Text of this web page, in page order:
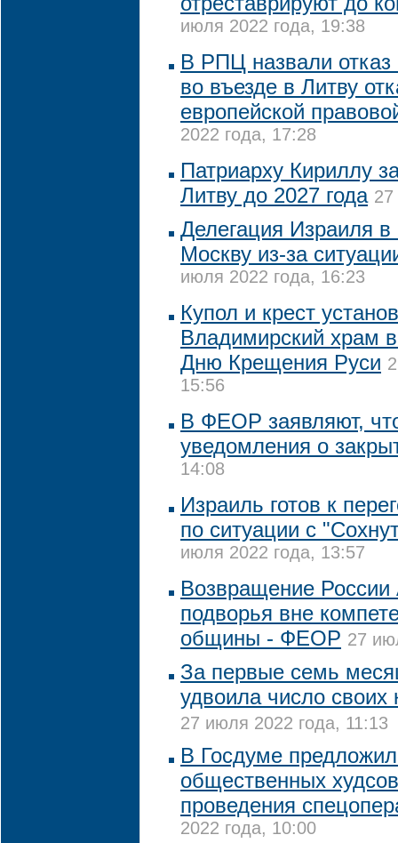
июля 2022 года, 19:38
В РПЦ назвали отказ
во въезде в Литву
европейской
2022 года, 17:28
Патриарху Кириллу
Литву до 2027 года
Делегация Израиля в
Москву из-за
июля 2022 года, 16:23
Купол и крест
Владимирский храм
Дню Крещения Руси
15:56
В ФЕОР заявляют,
уведомления о
14:08
Израиль готов к
по ситуации с
июля 2022 года, 13:57
Возвращение России
подворья вне
общины - ФЕОР 27
За первые семь
удвоила число
27 июля 2022 года, 11:13
В Госдуме
общественных
проведения
2022 года, 10:00